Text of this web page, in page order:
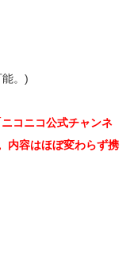
。)
コニコ公式チャンネ
内容はほぼ変わらず携